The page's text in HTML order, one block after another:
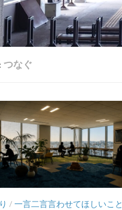
つなぐ
/ 一言二言言わせてほしいこと